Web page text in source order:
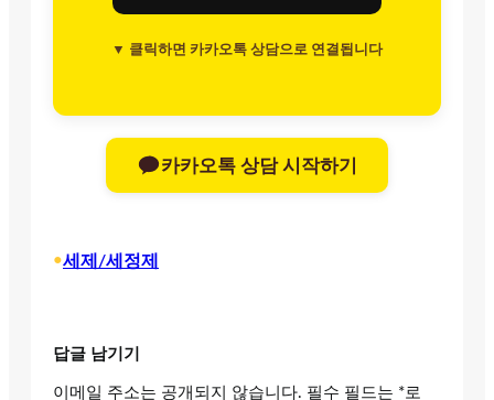
▼ 클릭하면 카카오톡 상담으로 연결됩니다
카카오톡 상담 시작하기
•세제/세정제
답글 남기기
이메일 주소는 공개되지 않습니다. 필수 필드는 *로